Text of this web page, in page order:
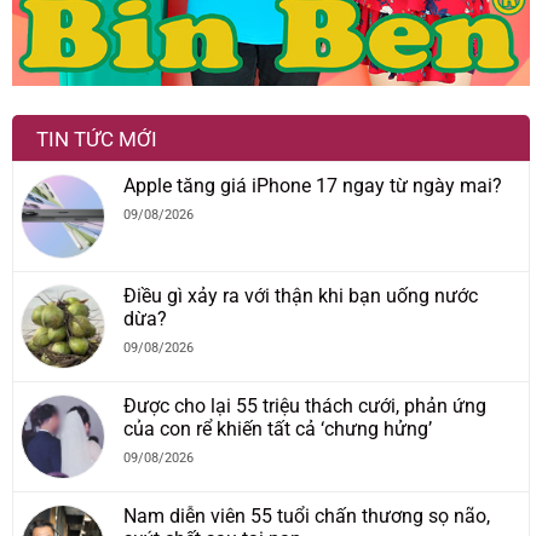
TIN TỨC MỚI
Apple tăng giá iPhone 17 ngay từ ngày mai?
09/08/2026
Điều gì xảy ra với thận khi bạn uống nước
dừa?
09/08/2026
Được cho lại 55 triệu thách cưới, phản ứng
của con rể khiến tất cả ‘chưng hửng’
09/08/2026
Nam diễn viên 55 tuổi chấn thương sọ não,